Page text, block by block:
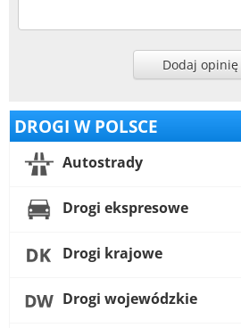
Dodaj opinię
DROGI W POLSCE
Autostrady
Drogi ekspresowe
Drogi krajowe
Drogi wojewódzkie